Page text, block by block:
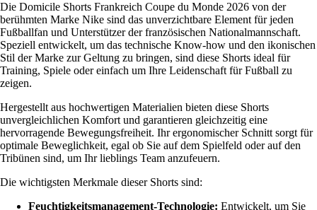
Die Domicile Shorts Frankreich Coupe du Monde 2026 von der
berühmten Marke Nike sind das unverzichtbare Element für jeden
Fußballfan und Unterstützer der französischen Nationalmannschaft.
Speziell entwickelt, um das technische Know-how und den ikonischen
Stil der Marke zur Geltung zu bringen, sind diese Shorts ideal für
Training, Spiele oder einfach um Ihre Leidenschaft für Fußball zu
zeigen.
Hergestellt aus hochwertigen Materialien bieten diese Shorts
unvergleichlichen Komfort und garantieren gleichzeitig eine
hervorragende Bewegungsfreiheit. Ihr ergonomischer Schnitt sorgt für
optimale Beweglichkeit, egal ob Sie auf dem Spielfeld oder auf den
Tribünen sind, um Ihr lieblings Team anzufeuern.
Die wichtigsten Merkmale dieser Shorts sind:
Feuchtigkeitsmanagement-Technologie: Entwickelt, um Sie